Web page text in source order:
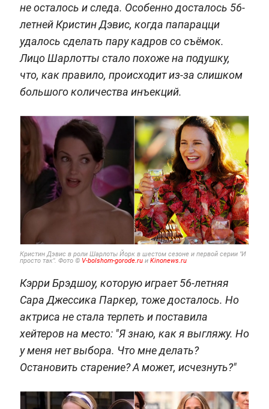
не осталось и следа. Особенно досталось 56-
летней Кристин Дэвис, когда папарацци
удалось сделать пару кадров со съёмок.
Лицо Шарлотты стало похоже на подушку,
что, как правило, происходит из-за слишком
большого количества инъекций.
Кристин Дэвис в роли Шарлоты Йорк в шестом сезоне и первой серии "И
просто так". Фото © V-bolshom-gorode.ruи Kinonews.ru
Кэрри Брэдшоу, которую играет 56-летняя
Сара Джессика Паркер, тоже досталось. Но
актриса не стала терпеть и поставила
хейтеров на место: "Я знаю, как я выгляжу. Но
у меня нет выбора. Что мне делать?
Остановить старение? А может, исчезнуть?"